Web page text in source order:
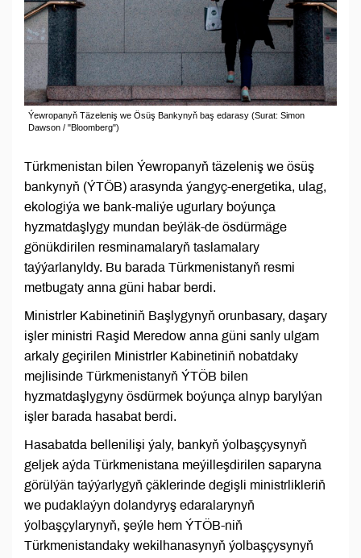
Ýewropanyň Täzeleniş we Ösüş Bankynyň baş edarasy (Surat: Simon
Dawson / "Bloomberg")
Türkmenistan bilen Ýewropanyň täzeleniş we ösüş
bankynyň (ÝTÖB) arasynda ýangyç-energetika, ulag,
ekologiýa we bank-maliýe ugurlary boýunça
hyzmatdaşlygy mundan beýläk-de ösdürmäge
gönükdirilen resminamalaryň taslamalary
taýýarlanyldy. Bu barada Türkmenistanyň resmi
metbugaty anna güni habar berdi.
Ministrler Kabinetiniň Başlygynyň orunbasary, daşary
işler ministri Raşid Meredow anna güni sanly ulgam
arkaly geçirilen Ministrler Kabinetiniň nobatdaky
mejlisinde Türkmenistanyň ÝTÖB bilen
hyzmatdaşlygyny ösdürmek boýunça alnyp barylýan
işler barada hasabat berdi.
Hasabatda bellenilişi ýaly, bankyň ýolbaşçysynyň
geljek aýda Türkmenistana meýilleşdirilen saparyna
görülýän taýýarlygyň çäklerinde degişli ministrlikleriň
we pudaklaýyn dolandyryş edaralarynyň
ýolbaşçylarynyň, şeýle hem ÝTÖB-niň
Türkmenistandaky wekilhanasynyň ýolbaşçysynyň